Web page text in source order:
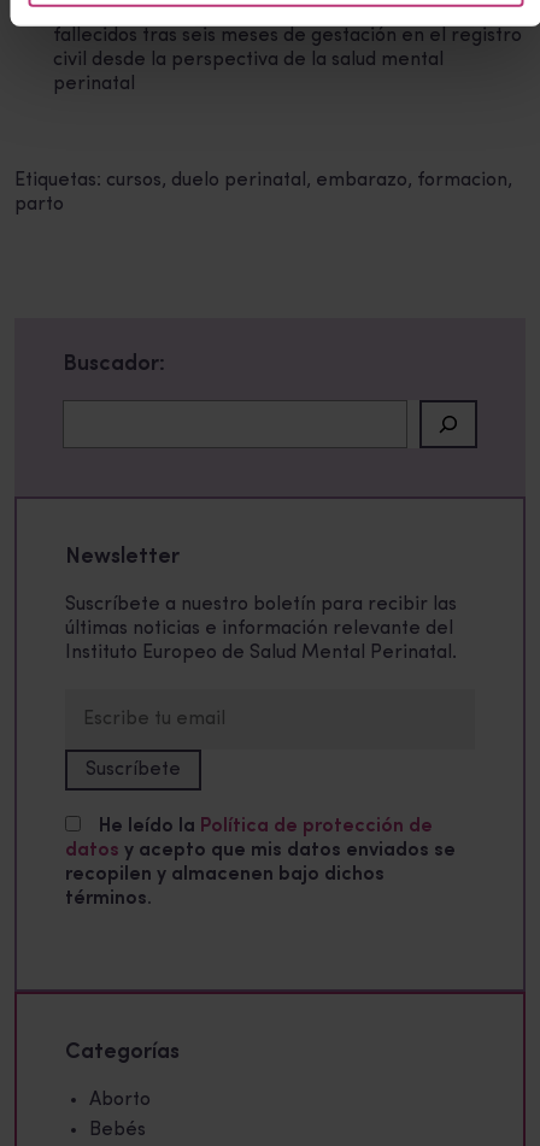
El derecho de los padres a inscribir a sus bebés
fallecidos tras seis meses de gestación en el registro
civil desde la perspectiva de la salud mental
perinatal
Etiquetas: cursos, duelo perinatal , embarazo, formacion,
parto
Buscador:
Newsletter
Suscríbete a nuestro boletín para recibir las
últimas noticias e información relevante del
Instituto Europeo de Salud Mental Perinatal.
He leído la Política de protección de
datos y acepto que mis datos enviados se
recopilen y almacenen bajo dichos
términos.
Categorías
Aborto
Bebés